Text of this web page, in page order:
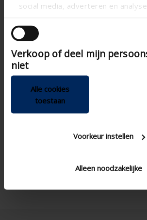
social media, adverteren en
andere informatie die u aan ze
die ze hebben verzameld op basis
van hun services.
Verkoop of deel mijn
niet
Alle cookies
toestaan
Voorkeur instellen
Alleen noodzakelijke
Technische Spezifikationen